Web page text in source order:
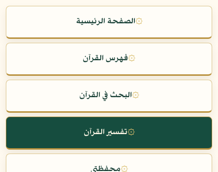
۞الصفحة الرئيسية
۞فهرس القرآن
۞البحث في القرآن
۞تفسير القرآن
۞محفظتي